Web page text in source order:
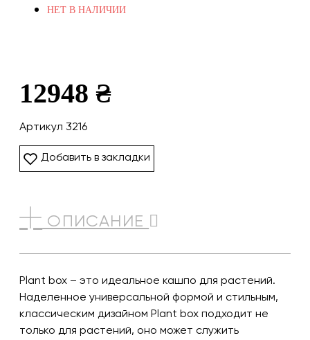
НЕТ В НАЛИЧИИ
12948 ₴
Артикул 3216
Добавить в закладки
ОПИСАНИЕ
Plant box – это идеальное кашпо для растений.
Наделенное универсальной формой и стильным,
классическим дизайном Plant box подходит не
только для растений, оно может служить